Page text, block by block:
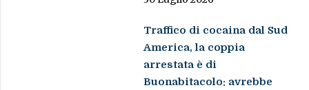
Traffico di cocaina dal Sud
America, la coppia
arrestata è di
Buonabitacolo: avrebbe